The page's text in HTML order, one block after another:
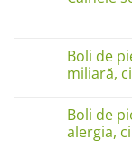
Câinele
se
linge
Cauze
și
soluții
Boli de
miliară,
comentariu
la
Boli
de
Boli de
alergia,